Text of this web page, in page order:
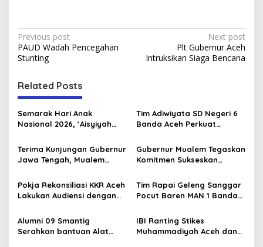
P
o
t
n
a
i
a
t
i
o
Previous post
PAUD Wadah Pencegahan
Stunting
Next post
Plt Gubernur Aceh
Intruksikan Siaga Bencana
Related Posts
Semarak Hari Anak
Nasional 2026, ‘Aisyiyah
Perlombaan Kreatif di
Universitas Ahmad Dahlan
Tim Adiwiyata SD Negeri 6
Banda Aceh Perkuat
Kunjungan Lapangan “FOLU
Goes to School”
Terima Kunjungan Gubernur
Jawa Tengah, Mualem
Daerah
Gubernur Mualem Tegaskan
Komitmen Sukseskan
di Aceh
Pokja Rekonsiliasi KKR Aceh
Lakukan Audiensi dengan
Aceh Bahas Kurikulum
Pendidikan Damai
Tim Rapai Geleng Sanggar
Pocut Baren MAN 1 Banda
Internasional di Malaysia
Alumni 09 Smantig
Serahkan bantuan Alat
IBI Ranting Stikes
Muhammadiyah Aceh dan